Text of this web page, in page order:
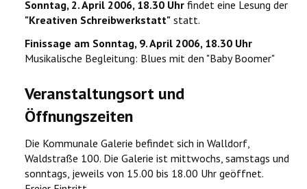
Sonntag, 2. April 2006, 18.30 Uhr findet eine Lesung der
"Kreativen Schreibwerkstatt" statt.
Finissage am Sonntag, 9. April 2006, 18.30 Uhr
Musikalische Begleitung: Blues mit den "Baby Boomer"
Veranstaltungsort und
Öffnungszeiten
Die Kommunale Galerie befindet sich in Walldorf,
Waldstraße 100. Die Galerie ist mittwochs, samstags und
sonntags, jeweils von 15.00 bis 18.00 Uhr geöffnet.